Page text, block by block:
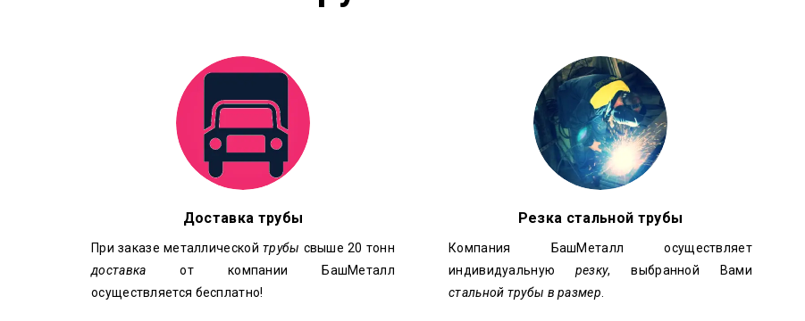
Доставка трубы
При заказе металлической трубы свыше 20 тонн
доставка от компании БашМеталл
осуществляется бесплатно!
Резка стальной трубы
Компания БашМеталл осуществляет
индивидуальную резку, выбранной Вами
стальной трубы в размер